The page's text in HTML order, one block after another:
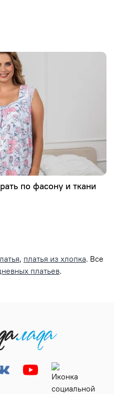
по фасону и ткани
, платья из хлопка. Все
платьев.